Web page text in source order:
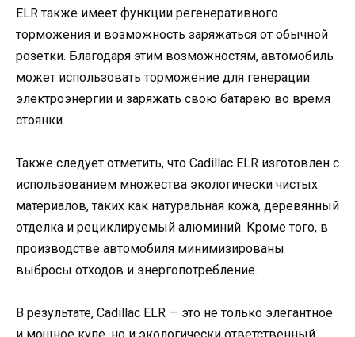
ELR также имеет функции регенеративного
торможения и возможность заряжаться от обычной
розетки. Благодаря этим возможностям, автомобиль
может использовать торможение для генерации
электроэнергии и заряжать свою батарею во время
стоянки.
Также следует отметить, что Cadillac ELR изготовлен с
использованием множества экологически чистых
материалов, таких как натуральная кожа, деревянный
отделка и рециклируемый алюминий. Кроме того, в
производстве автомобиля минимизированы
выбросы отходов и энергопотребление.
В результате, Cadillac ELR — это не только элегантное